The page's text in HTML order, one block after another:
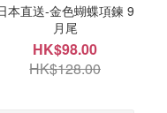
本直送-金色蝴蝶項鍊 9
月尾
HK$98.00
HK$128.00